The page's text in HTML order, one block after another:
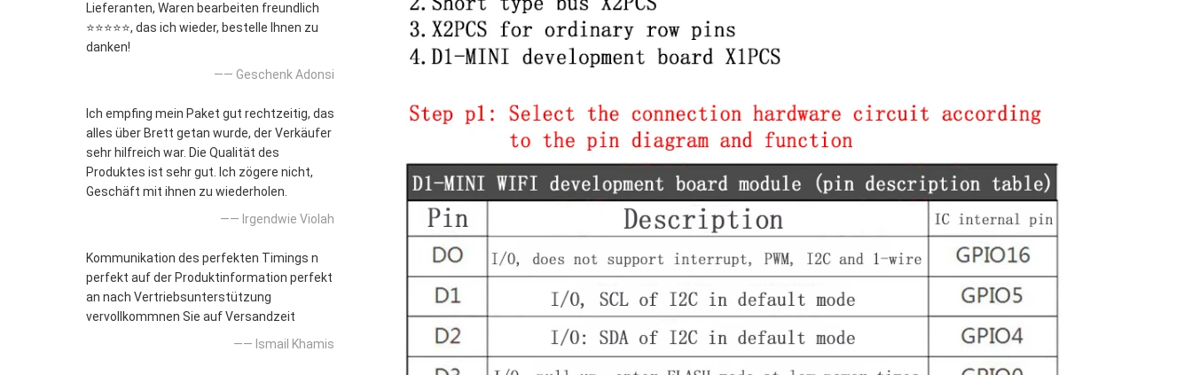
Lieferanten, Waren bearbeiten freundlich
⭐⭐⭐⭐⭐, das ich wieder, bestelle Ihnen zu
danken!
—— Geschenk Adonsi
Ich empfing mein Paket gut rechtzeitig, das
alles über Brett getan wurde, der Verkäufer
sehr hilfreich war. Die Qualität des
Produktes ist sehr gut. Ich zögere nicht,
Geschäft mit ihnen zu wiederholen.
—— Irgendwie Violah
Kommunikation des perfekten Timings n
perfekt auf der Produktinformation perfekt
an nach Vertriebsunterstützung
vervollkommnen Sie auf Versandzeit
—— Ismail Khamis